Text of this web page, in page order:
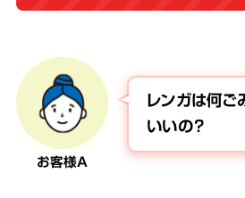
お客様A
レンガは何ご
いいの？